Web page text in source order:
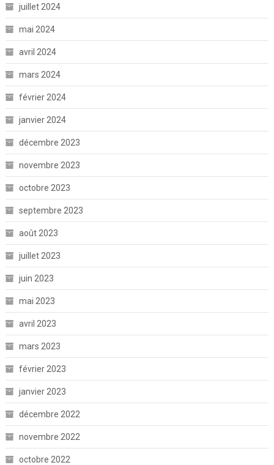
juillet 2024
mai 2024
avril 2024
mars 2024
février 2024
janvier 2024
décembre 2023
novembre 2023
octobre 2023
septembre 2023
août 2023
juillet 2023
juin 2023
mai 2023
avril 2023
mars 2023
février 2023
janvier 2023
décembre 2022
novembre 2022
octobre 2022